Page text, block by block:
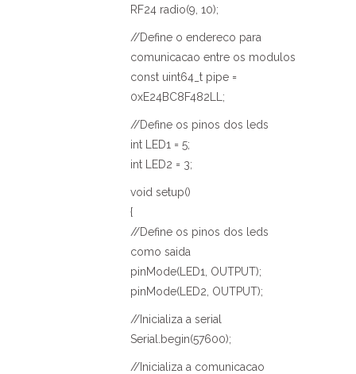
RF24 radio(9, 10);
//Define o endereco para
comunicacao entre os modulos
const uint64_t pipe =
0xE24BC8F482LL;
//Define os pinos dos leds
int LED1 = 5;
int LED2 = 3;
void setup()
{
//Define os pinos dos leds
como saida
pinMode(LED1, OUTPUT);
pinMode(LED2, OUTPUT);
//Inicializa a serial
Serial.begin(57600);
//Inicializa a comunicacao